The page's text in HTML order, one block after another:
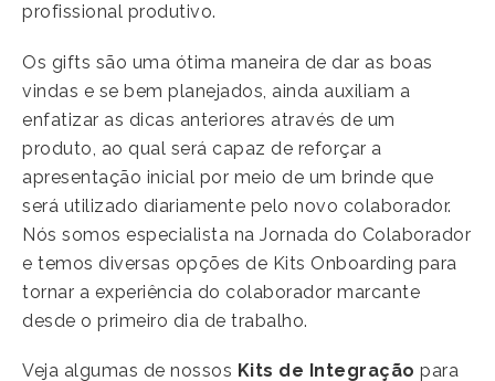
profissional produtivo.
Os gifts são uma ótima maneira de dar as boas
vindas e se bem planejados, ainda auxiliam a
enfatizar as dicas anteriores através de um
produto, ao qual será capaz de reforçar a
apresentação inicial por meio de um brinde que
será utilizado diariamente pelo novo colaborador.
Nós somos especialista na Jornada do Colaborador
e temos diversas opções de Kits Onboarding para
tornar a experiência do colaborador marcante
desde o primeiro dia de trabalho.
Veja algumas de nossos Kits de Integração para